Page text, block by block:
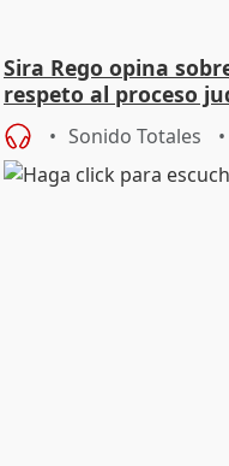
Sira Rego opina
respeto al proceso
Sonido Totales